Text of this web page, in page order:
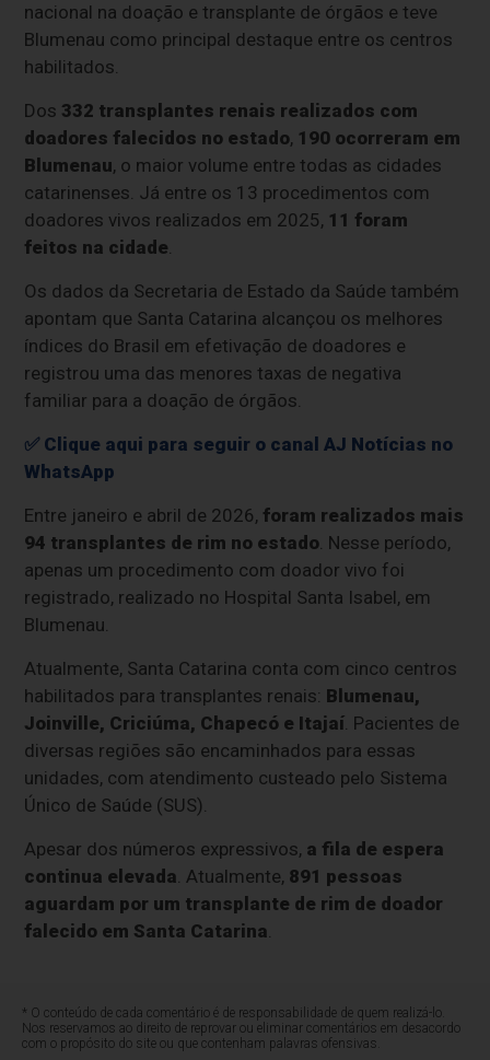
nacional na doação e transplante de órgãos e teve
Blumenau como principal destaque entre os centros
habilitados.
Dos 332 transplantes renais realizados com
doadores falecidos no estado, 190 ocorreram em
Blumenau, o maior volume entre todas as cidades
catarinenses. Já entre os 13 procedimentos com
doadores vivos realizados em 2025, 11 foram
feitos na cidade.
Os dados da Secretaria de Estado da Saúde também
apontam que Santa Catarina alcançou os melhores
índices do Brasil em efetivação de doadores e
registrou uma das menores taxas de negativa
familiar para a doação de órgãos.
✅ Clique aqui para seguir o canal AJ Notícias no
WhatsApp
Entre janeiro e abril de 2026, foram realizados mais
94 transplantes de rim no estado. Nesse período,
apenas um procedimento com doador vivo foi
registrado, realizado no Hospital Santa Isabel, em
Blumenau.
Atualmente, Santa Catarina conta com cinco centros
habilitados para transplantes renais: Blumenau,
Joinville, Criciúma, Chapecó e Itajaí. Pacientes de
diversas regiões são encaminhados para essas
unidades, com atendimento custeado pelo Sistema
Único de Saúde (SUS).
Apesar dos números expressivos, a fila de espera
continua elevada. Atualmente, 891 pessoas
aguardam por um transplante de rim de doador
falecido em Santa Catarina.
* O conteúdo de cada comentário é de responsabilidade de quem realizá-lo.
Nos reservamos ao direito de reprovar ou eliminar comentários em desacordo
com o propósito do site ou que contenham palavras ofensivas.